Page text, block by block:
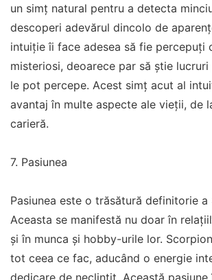
un simț natural pentru a detecta
descoperi adevărul dincolo de
intuiție îi face adesea să fie percepuți
misteriosi, deoarece par să știe
le pot percepe. Acest simț acut al
avantaj în multe aspecte ale vieții, de
carieră.
7. Pasiunea
Pasiunea este o trăsătură definitorie a
Aceasta se manifestă nu doar în
și în munca și hobby-urile lor.
tot ceea ce fac, aducând o energie
dedicare de neclintit. Această pasiune